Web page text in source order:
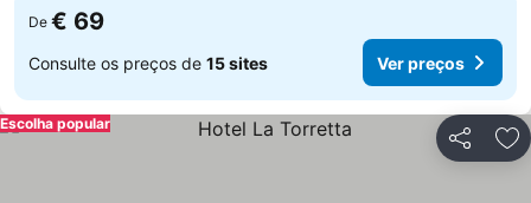
De € 69
Consulte os preços de 15 sites Ver preços
Partilhar
Escolha popular